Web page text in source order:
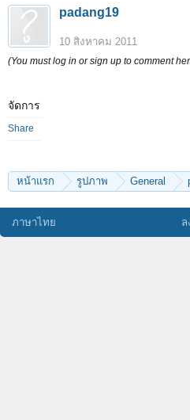
padang19
10 สิงหาคม 2011
(You must log in or sign up to comment
จัดการ
Share
หน้าแรก รูปภาพ General
ภาษาไทย